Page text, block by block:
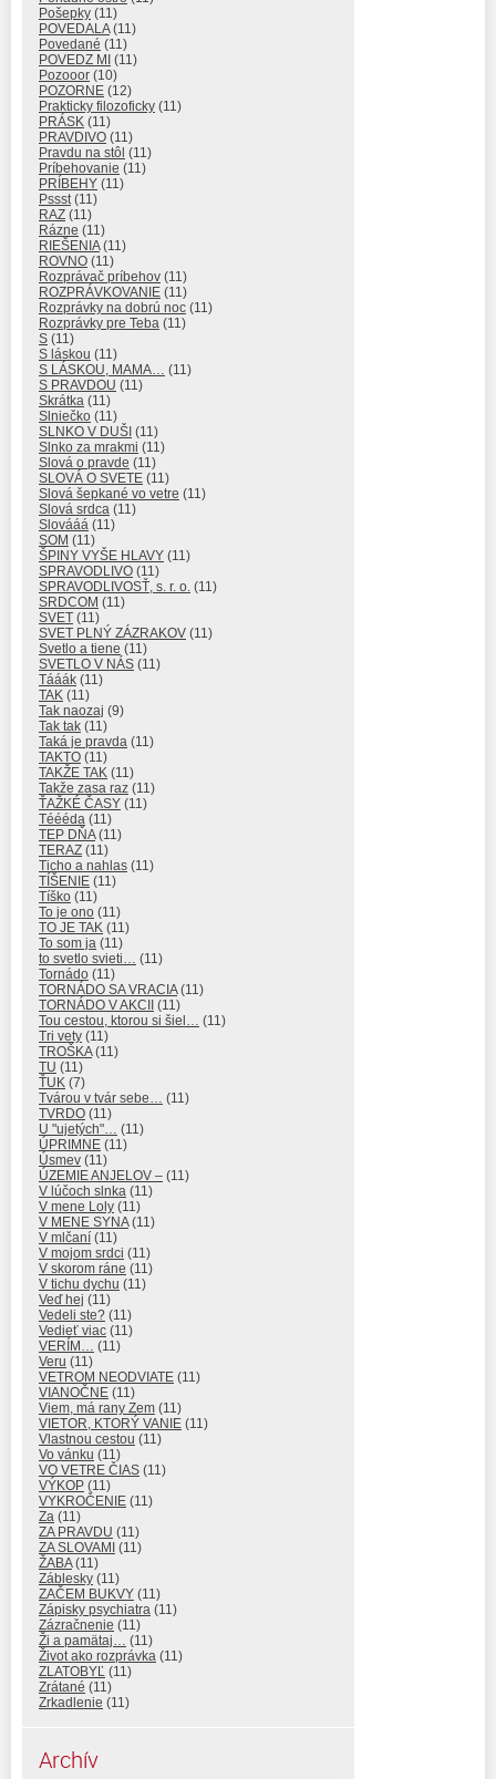
Pošepky (11)
POVEDALA(11)
Povedané (11)
POVEDZ MI (11)
Pozooor (10)
POZORNE (12)
Prakticky filozoficky (11)
PRÁSK (11)
PRAVDIVO (11)
Pravdu na stôl (11)
Príbehovanie (11)
PRÍBEHY (11)
Pssst(11)
RAZ (11)
Rázne (11)
RIEŠENIA(11)
ROVNO (11)
Rozprávač príbehov (11)
ROZPRÁVKOVANIE (11)
Rozprávky na dobrú noc (11)
Rozprávky pre Teba (11)
S (11)
S láskou (11)
S LÁSKOU, MAMA… (11)
S PRAVDOU (11)
Skrátka (11)
Slniečko (11)
SLNKO V DUŠI (11)
Slnko za mrakmi (11)
Slová o pravde (11)
SLOVÁ O SVETE (11)
Slová šepkané vo vetre (11)
Slová srdca (11)
Slovááá (11)
SOM (11)
ŠPINY VYŠE HLAVY (11)
SPRAVODLIVO (11)
SPRAVODLIVOSŤ, s. r. o. (11)
SRDCOM (11)
SVET (11)
SVET PLNÝ ZÁZRAKOV (11)
Svetlo a tiene (11)
SVETLO V NÁS (11)
Tááák (11)
TAK (11)
Tak naozaj (9)
Tak tak (11)
Taká je pravda (11)
TAKTO (11)
TAKŽE TAK (11)
Takže zasa raz (11)
ŤAŽKÉ ČASY (11)
Téééda (11)
TEP DŇA(11)
TERAZ (11)
Ticho a nahlas (11)
TÍŠENIE (11)
Tíško (11)
To je ono (11)
TO JE TAK (11)
To som ja (11)
to svetlo svieti… (11)
Tornádo (11)
TORNÁDO SA VRACIA(11)
TORNÁDO V AKCII
(11)
Tou cestou, ktorou si šiel… (11)
Tri vety (11)
TROŠKA(11)
TU (11)
ŤUK (7)
Tvárou v tvár sebe… (11)
TVRDO (11)
U "ujetých"… (11)
ÚPRIMNE (11)
Úsmev (11)
ÚZEMIE ANJELOV – (11)
V lúčoch slnka (11)
V mene Loly (11)
V MENE SYNA(11)
V mlčaní (11)
V mojom srdci (11)
V skorom ráne (11)
V tichu dychu (11)
Veď hej (11)
Vedeli ste? (11)
Vedieť viac (11)
VERÍM… (11)
Veru (11)
VETROM NEODVIATE (11)
VIANOČNE (11)
Viem, má rany Zem (11)
VIETOR, KTORÝ VANIE (11)
Vlastnou cestou (11)
Vo vánku (11)
VO VETRE ČIAS (11)
VÝKOP (11)
VYKROČENIE (11)
Za (11)
ZA PRAVDU (11)
ZA SLOVAMI (11)
ŽABA(11)
Záblesky (11)
ZAČEM BUKVY (11)
Zápisky psychiatra (11)
Zázračnenie (11)
Ži a pamätaj… (11)
Život ako rozprávka (11)
ZLATOBYĽ (11)
Zrátané (11)
Zrkadlenie (11)
Archív